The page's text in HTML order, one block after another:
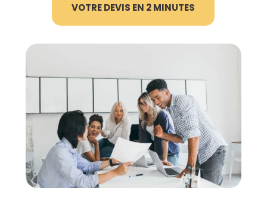
VOTRE DEVIS EN 2 MINUTES